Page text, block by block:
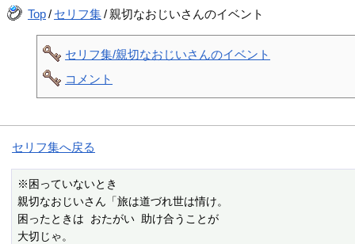
Top/ セリフ集/ 親切なおじいさんのイベント
セリフ集/親切なおじいさんのイベント
コメント
セリフ集へ戻る
※困っていないとき
親切なおじいさん「旅は道づれ世は情け。
困ったときは おたがい 助け合うことが
大切じゃ。